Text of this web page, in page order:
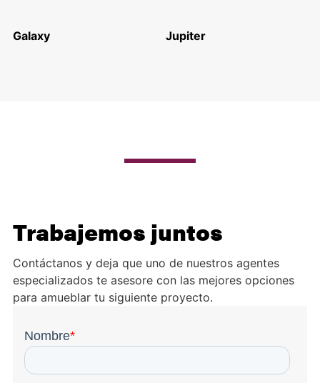
Galaxy Jupiter
Trabajemos juntos
Contáctanos y deja que uno de nuestros agentes
especializados te asesore con las mejores opciones
para amueblar tu siguiente proyecto.